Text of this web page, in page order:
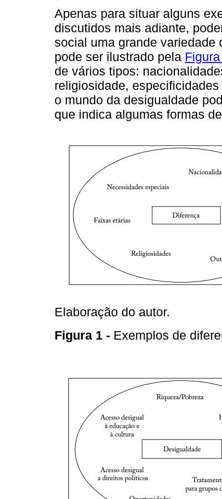
Apenas para situar alguns
discutidos mais adiante,
social uma grande variedade
pode ser ilustrado pela
de vários tipos:
religiosidade,
o mundo da desigualdade
que indica algumas formas
Elaboração do autor.
Figura 1 - Exemplos de